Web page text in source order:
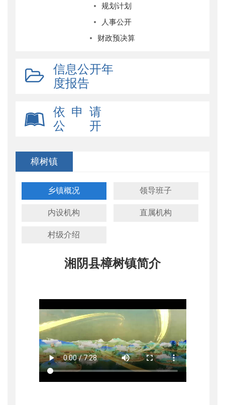
规划计划
人事公开
财政预决算
信息公开年
度报告
依 申 请
公 开
樟树镇
乡镇概况 领导班子
内设机构 直属机构
村级介绍
湘阴县樟树镇简介